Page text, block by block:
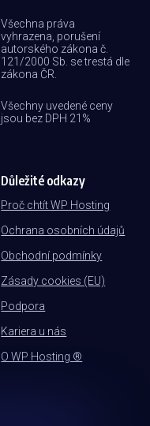
Všechna práva
vyhrazena, porušení
autorského zákona č.
121/2000 Sb. se trestá dle
zákona ČR.
Všechny uvedené ceny
jsou bez DPH 21%
Důležité odkazy
Proč chtít WP Hosting
Ochrana osobních údajů
Obchodní podmínky
Zásady cookies (EU)
Podpora
Kariera u nás
O WP Hosting ®